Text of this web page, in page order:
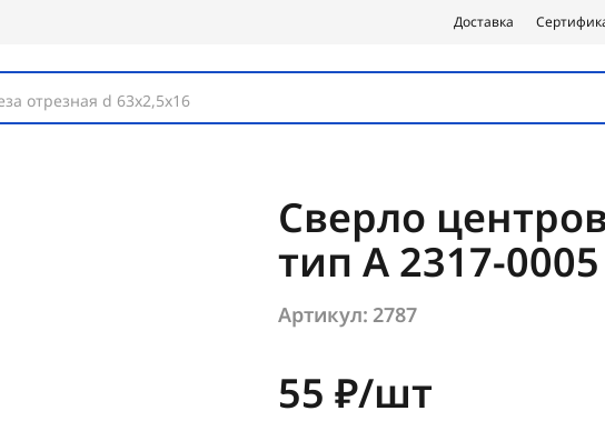
Доставка
отрезная d 63х2,5х16
Сверло
тип А 2317-0005
Артикул: 2787
Цена:
55 ₽/шт